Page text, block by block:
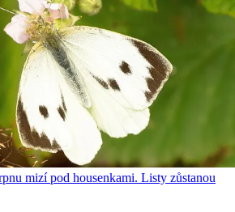
mizí pod housenkami. Listy zůstanou